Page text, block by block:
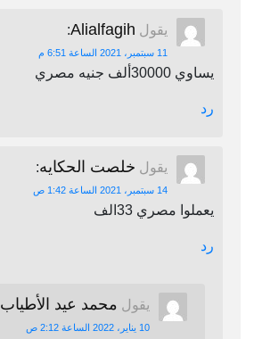
يقول Alialfagih
:
11 سبتمبر، 2021 الساعة 6:51 م
يساوي 30000ألف جنيه مصري
رد
يقول خلصت الحكايه:
14 سبتمبر، 2021 الساعة 1:42 ص
يعملوا مصري 33الف
رد
يقول محمد عيد الأطياب
10 يناير، 2022 الساعة 2:12 ص